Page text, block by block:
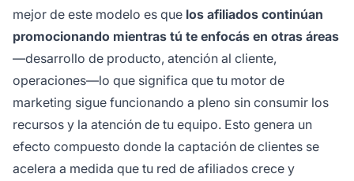
mejor de este modelo es que los afiliados continúan
promocionando mientras tú te enfocás en otras áreas
—desarrollo de producto, atención al cliente,
operaciones—lo que significa que tu motor de
marketing sigue funcionando a pleno sin consumir los
recursos y la atención de tu equipo. Esto genera un
efecto compuesto donde la captación de clientes se
acelera a medida que tu red de afiliados crece y